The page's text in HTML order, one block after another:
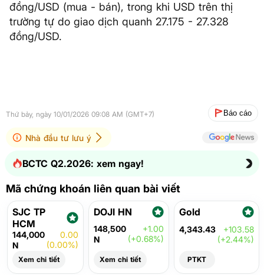
đồng/USD (mua - bán), trong khi USD trên thị
trường tự do giao dịch quanh 27.175 - 27.328
đồng/USD.
Thứ bảy, ngày 10/01/2026 09:08 AM (GMT+7) Báo cáo
Nhà đầu tư lưu ý
BCTC Q2.2026: xem ngay!
Mã chứng khoán liên quan bài viết
SJC TP
HCM
144,000
N
0.00
(0.00%)
Xem chi tiết
DOJI HN
148,500
N
+1.00
(+0.68%)
Xem chi tiết
Gold
4,343.43
+103.58
(+2.44%)
PTKT